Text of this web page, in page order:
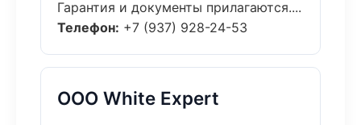
Гарантия и документы прилагаются....
Телефон: +7 (937) 928-24-53
ООО White Expert